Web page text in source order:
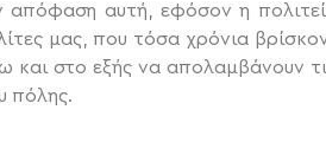
απόφαση αυτή, εφόσον η
μας, που τόσα χρόνια
και στο εξής να απολαμβάνουν
πόλης.